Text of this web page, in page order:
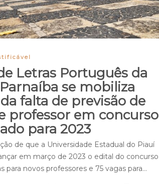
Letras Português da
se mobiliza
falta de previsão de
professor em concurso
para 2023
de que a Universidade Estadual do Piauí
em março de 2023 o edital do concurso
para novos professores e 75 vagas para…